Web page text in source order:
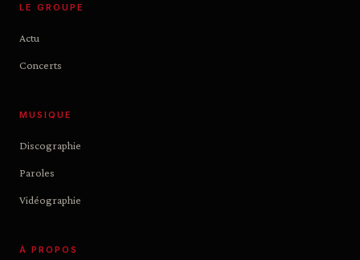
LE GROUPE
Actu
Concerts
MUSIQUE
Discographie
Paroles
Vidéographie
À PROPOS